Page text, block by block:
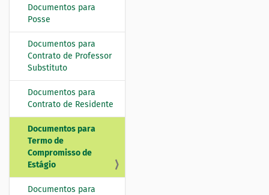
a
ã
Documentos para
Posse
Documentos para
Contrato de Professor
Substituto
Documentos para
Contrato de Residente
Documentos para
Termo de
Compromisso de
Estágio
Documentos para